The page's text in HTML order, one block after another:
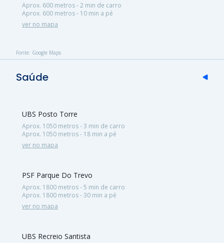
Aprox. 600 metros - 2 min de carro
Aprox. 600 metros - 10 min a pé
ver no mapa
Fonte: Google Maps
Saúde
UBS Posto Torre
Aprox. 1050 metros - 3 min de carro
Aprox. 1050 metros - 18 min a pé
ver no mapa
PSF Parque Do Trevo
Aprox. 1800 metros - 5 min de carro
Aprox. 1800 metros - 30 min a pé
ver no mapa
UBS Recreio Santista